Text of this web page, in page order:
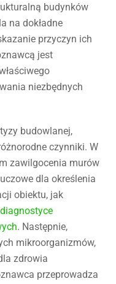
budynków
na dokładne
przyczyn ich
jest
niezbędnych
budowlanej,
czynniki. W
zawilgocenia murów
dla określenia
obiektu, jak
diagnostyce
. Następnie,
mikroorganizmów,
zdrowia
przeprowadza